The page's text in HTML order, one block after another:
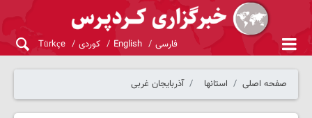
فارسی English کوردی Türkçe
صفحه اصلی استانها آذربایجان غربی